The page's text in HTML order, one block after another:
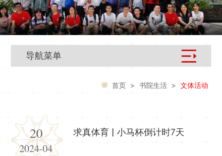
导航菜单
首页 > 书院生活 > 文体活动
20
2024-04
求真体育 | 小马杯倒计时7天